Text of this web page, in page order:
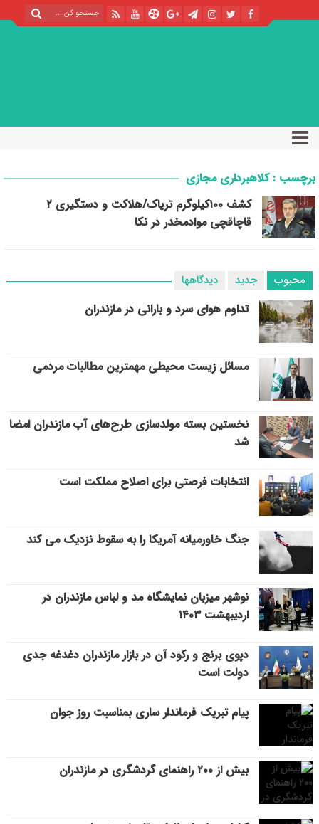
برچسب : کلاهبرداری مجازی
کشف ۱۰۰کيلوگرم ترياک/هلاکت و دستگيري ۲
قاچاقچي موادمخدر در نکا
محبوب جدید دیدگاهها
تداوم هوای سرد و بارانی در مازندران
مسائل زیست محیطی مهمترین مطالبات مردمی
نخستین بسته مولدسازی طرح‌های آب مازندران امضا
شد
انتخابات فرصتی برای اصلاح مملکت است
جنگ خاورمیانه آمریکا را به سقوط نزدیک می کند
نوشهر میزبان نمایشگاه مد و لباس مازندران در
اردیبهشت ۱۴۰۳
دپوی برنج و رکود آن در بازار مازندران دغدغه جدی
دولت است
پیام تبریک فرماندار ساری بمناسبت روز جوان
بیش از ۲۰۰ راهنمای گردشگری در مازندران